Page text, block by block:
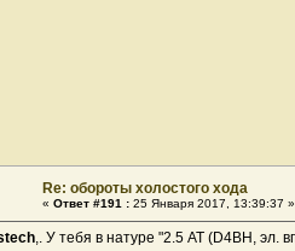
Re: обороты холостого хода
« Ответ #191 : 25 Января 2017, 13:39:37 »
,. У тебя в натуре "2.5 AT (D4BH, эл.